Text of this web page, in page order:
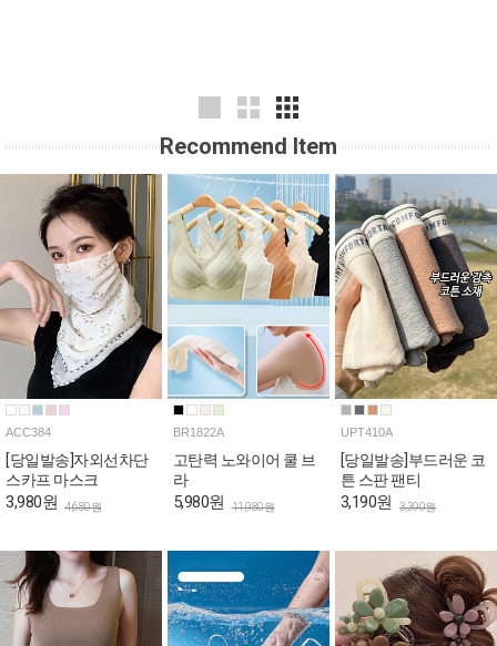
Recommend Item
ACC384
[당일발송]자외선차단
스카프 마스크
3,980원 4,680원
BR1822A
고탄력 노와이어 쿨 브
라
5,980원 11,980원
UPT410A
[당일발송]부드러운 코
튼 스판 팬티
3,190원 3,390원